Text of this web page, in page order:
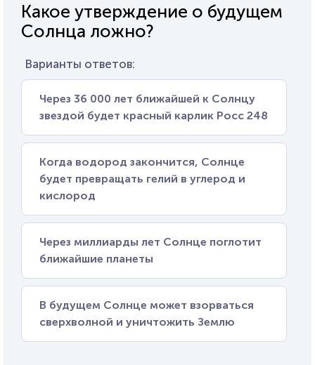
Какое утверждение о будущем
Солнца ложно?
Варианты ответов:
Через 36 000 лет ближайшей к Солнцу
звездой будет красный карлик Росс 248
Когда водород закончится, Солнце
будет превращать гелий в углерод и
кислород
Через миллиарды лет Солнце поглотит
ближайшие планеты
В будущем Солнце может взорваться
сверхволной и уничтожить Землю